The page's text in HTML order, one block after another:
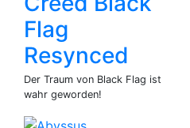
Flag
Resynced
Der Traum von Black Flag ist
wahr geworden!